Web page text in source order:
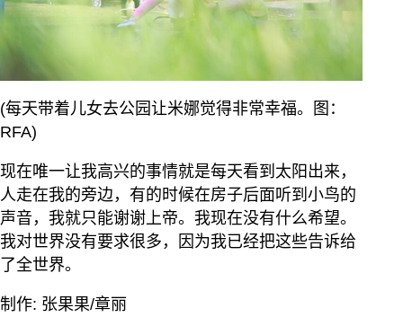
(每天带着儿女去公园让米娜觉得非常幸福。图：
RFA)
现在唯一让我高兴的事情就是每天看到太阳出来，
人走在我的旁边，有的时候在房子后面听到小鸟的
声音，我就只能谢谢上帝。我现在没有什么希望。
我对世界没有要求很多，因为我已经把这些告诉给
了全世界。
制作: 张果果/章丽